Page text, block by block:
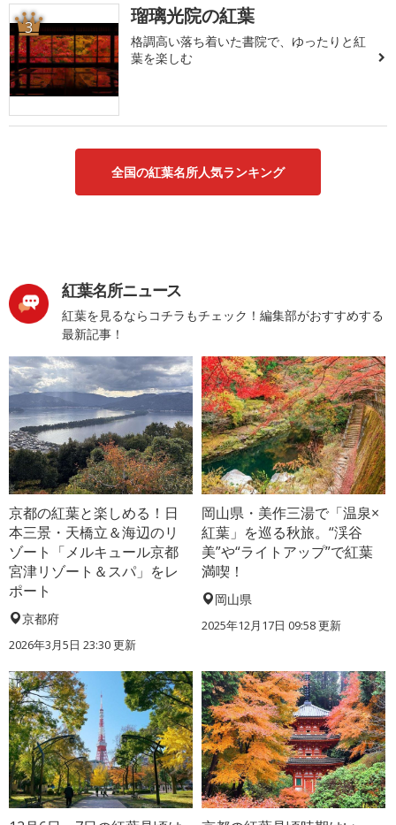
3 瑠璃光院の紅葉
格調高い落ち着いた書院で、ゆったりと紅
葉を楽しむ
全国の紅葉名所人気ランキング
紅葉名所ニュース
紅葉を見るならコチラもチェック！編集部がおすすめする
最新記事！
京都の紅葉と楽しめる！日
本三景・天橋立＆海辺のリ
ゾート「メルキュール京都
宮津リゾート＆スパ」をレ
ポート
京都府
2026年3月5日 23:30 更新
岡山県・美作三湯で「温泉×
紅葉」を巡る秋旅。“渓谷
美”や“ライトアップ”で紅葉
満喫！
岡山県
2025年12月17日 09:58 更新